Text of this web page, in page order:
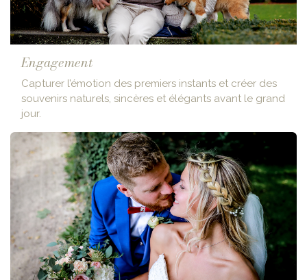
Engagement
Capturer l’émotion des premiers instants et créer des
souvenirs naturels, sincères et élégants avant le grand
jour.